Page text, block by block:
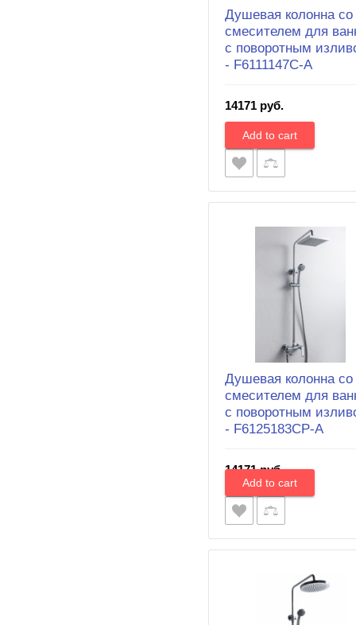
Душевая колонна со
смесителем для
c поворотным
- F6111147C-A
14171 руб.
Душевая колонна со
смесителем для
с поворотным
- F6125183CP-A
14171 руб.